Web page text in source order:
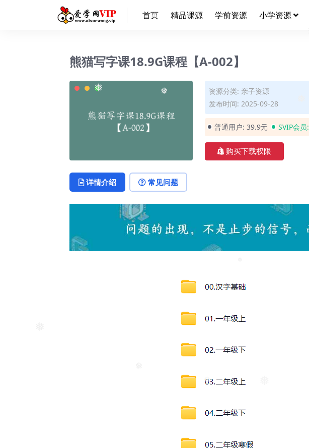
首页 精品课源 学前资源 小学资源
熊猫写字课18.9G课程【A-002】
资源分类: 亲子资源
发布时间: 2025-09-28
普通用户: 39.9元 SVIP会员:
购买下载权限
详情介绍 常见问题